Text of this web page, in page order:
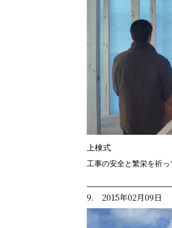
上棟式
工事の安全と繁栄を祈っ
9. 2015年02月09日